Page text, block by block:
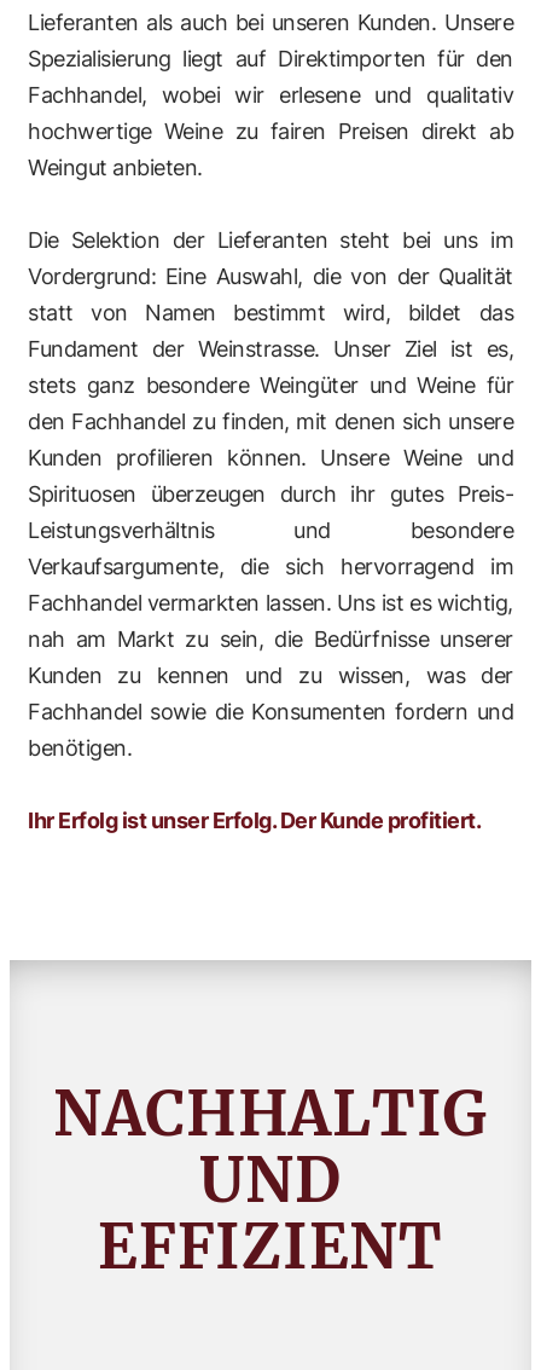
Lieferanten als auch bei unseren Kunden. Unsere
Spezialisierung liegt auf Direktimporten für den
Fachhandel, wobei wir erlesene und qualitativ
hochwertige Weine zu fairen Preisen direkt ab
Weingut anbieten.
Die Selektion der Lieferanten steht bei uns im
Vordergrund: Eine Auswahl, die von der Qualität
statt von Namen bestimmt wird, bildet das
Fundament der Weinstrasse. Unser Ziel ist es,
stets ganz besondere Weingüter und Weine für
den Fachhandel zu finden, mit denen sich unsere
Kunden profilieren können. Unsere Weine und
Spirituosen überzeugen durch ihr gutes Preis-
Leistungsverhältnis und besondere
Verkaufsargumente, die sich hervorragend im
Fachhandel vermarkten lassen. Uns ist es wichtig,
nah am Markt zu sein, die Bedürfnisse unserer
Kunden zu kennen und zu wissen, was der
Fachhandel sowie die Konsumenten fordern und
benötigen.
Ihr Erfolg ist unser Erfolg. Der Kunde profitiert.
NACHHALTIG
UND
EFFIZIENT